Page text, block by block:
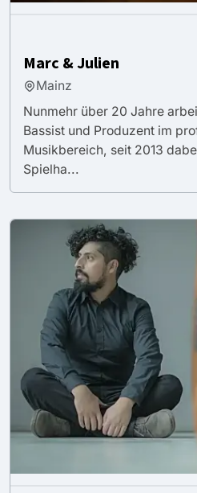
Marc & Julien
Mainz
Nunmehr über 20 Jahre
Bassist und Produzent im
Musikbereich, seit 2013
Spielha...